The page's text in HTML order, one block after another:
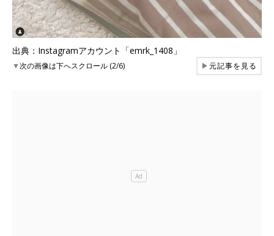
出典：Instagramアカウント「emrk_1408」
▼次の画像は下へスクロール (2/6) ▶元記事を見る